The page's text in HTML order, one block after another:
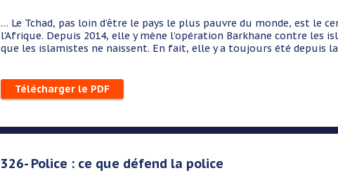
… Le Tchad, pas loin d’être le pays le plus pauvre du monde, est le
l’Afrique. Depuis 2014, elle y mène l’opération Barkhane contre les
que les islamistes ne naissent. En fait, elle y a toujours été depuis
Télécharger le PDF
326- Police : ce que défend la police